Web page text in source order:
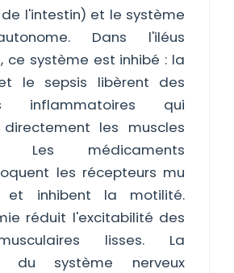
l'intestin) et le système
Dans l'iléus
ce système est inhibé : la
le sepsis libèrent des
inflammatoires qui
les muscles
Les médicaments
les récepteurs mu
et inhibent la motilité.
réduit l'excitabilité des
lisses. La
du système nerveux